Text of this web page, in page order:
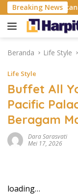
Langsung
ke
konten
Breaking News
RAM Berencana
Beranda Life Style
Life Style
Buffet All
Pacific
Beragam
Dara Sarasvati
Mei 17, 2026
loading…